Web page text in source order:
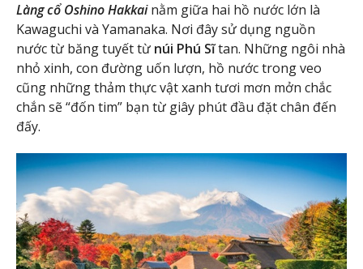
Làng cổ Oshino Hakkainằm giữa hai hồ nước lớn là
Kawaguchi và Yamanaka. Nơi đây sử dụng nguồn
nước từ băng tuyết từ núi Phú Sĩtan. Những ngôi nhà
nhỏ xinh, con đường uốn lượn, hồ nước trong veo
cũng những thảm thực vật xanh tươi mơn mởn chắc
chắn sẽ “đốn tim” bạn từ giây phút đầu đặt chân đến
đấy.